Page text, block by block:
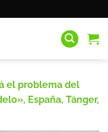
el problema del
España, Tánger,